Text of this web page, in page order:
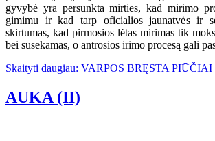
gyvybė yra persunkta mirties, kad mirimo
gimimu ir kad tarp oficialios jaunatvės ir
skirtumas, kad pirmosios lėtas mirimas tik
bei susekamas, o antrosios irimo procesą gali
Skaityti daugiau: VARPOS BRĘSTA PIŪČIAI
AUKA (II)